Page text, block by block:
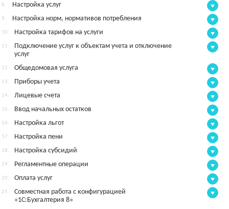
8. Настройка услуг
9. Настройка норм, нормативов потребления
10. Настройка тарифов на услуги
11.
Подключение услуг к объектам учета и отключение
услуг
12. Общедомовая услуга
13. Приборы учета
14. Лицевые счета
15. Ввод начальных остатков
16. Настройка льгот
17. Настройка пени
18. Настройка субсидий
19. Регламентные операции
20. Оплата услуг
21.
Совместная работа с конфигурацией
«1С:Бухгалтерия 8»